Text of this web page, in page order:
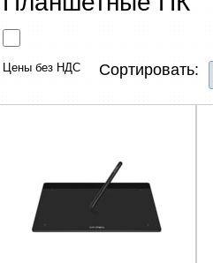
Сетевые товары
ТВ, Фото и электроника
Renewd техника, Outlet
Цены без НДС Сортировать: